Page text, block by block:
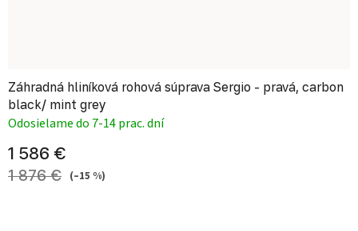
Záhradná hliníková rohová súprava Sergio - pravá, carbon
black/ mint grey
Odosielame do 7-14 prac. dní
1 586 €
1 876 € (–15 %)